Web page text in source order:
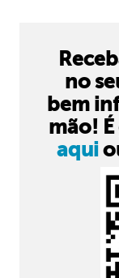
no
bem
mão!
aqui